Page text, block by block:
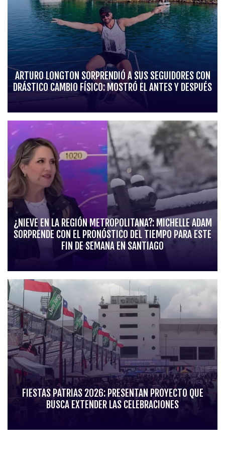
ARTURO LONGTON SORPRENDIÓ A SUS SEGUIDORES CON
DRÁSTICO CAMBIO FÍSICO: MOSTRÓ EL ANTES Y DESPUÉS
¿NIEVE EN LA REGIÓN METROPOLITANA?: MICHELLE ADAM
SORPRENDE CON EL PRONÓSTICO DEL TIEMPO PARA ESTE
FIN DE SEMANA EN SANTIAGO
FIESTAS PATRIAS 2026: PRESENTAN PROYECTO QUE
BUSCA EXTENDER LAS CELEBRACIONES